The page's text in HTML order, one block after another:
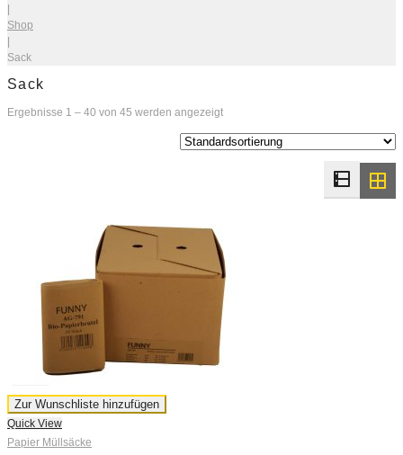
|
Shop
|
Sack
Sack
Ergebnisse 1 – 40 von 45 werden angezeigt
Zur Wunschliste hinzufügen
Quick View
Papier Müllsäcke